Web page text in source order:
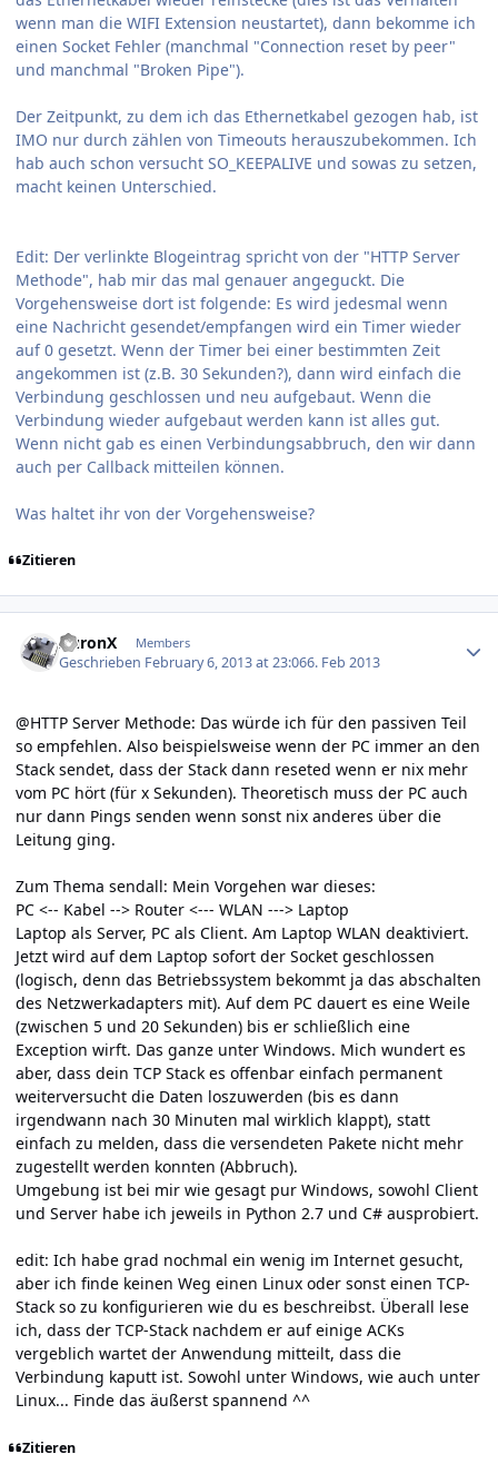
wenn man die WIFI Extension neustartet), dann bekomme ich
einen Socket Fehler (manchmal "Connection reset by peer"
und manchmal "Broken Pipe").
Der Zeitpunkt, zu dem ich das Ethernetkabel gezogen hab, ist
IMO nur durch zählen von Timeouts herauszubekommen. Ich
hab auch schon versucht SO_KEEPALIVE und sowas zu setzen,
macht keinen Unterschied.
Edit: Der verlinkte Blogeintrag spricht von der "HTTP Server
Methode", hab mir das mal genauer angeguckt. Die
Vorgehensweise dort ist folgende: Es wird jedesmal wenn
eine Nachricht gesendet/empfangen wird ein Timer wieder
auf 0 gesetzt. Wenn der Timer bei einer bestimmten Zeit
angekommen ist (z.B. 30 Sekunden?), dann wird einfach die
Verbindung geschlossen und neu aufgebaut. Wenn die
Verbindung wieder aufgebaut werden kann ist alles gut.
Wenn nicht gab es einen Verbindungsabbruch, den wir dann
auch per Callback mitteilen können.
Was haltet ihr von der Vorgehensweise?
Zitieren
AuronX Members
Geschrieben February 6, 2013 at 23:066. Feb 2013
@HTTP Server Methode: Das würde ich für den passiven Teil
so empfehlen. Also beispielsweise wenn der PC immer an den
Stack sendet, dass der Stack dann reseted wenn er nix mehr
vom PC hört (für x Sekunden). Theoretisch muss der PC auch
nur dann Pings senden wenn sonst nix anderes über die
Leitung ging.
Zum Thema sendall: Mein Vorgehen war dieses:
PC <-- Kabel --> Router <--- WLAN ---> Laptop
Laptop als Server, PC als Client. Am Laptop WLAN deaktiviert.
Jetzt wird auf dem Laptop sofort der Socket geschlossen
(logisch, denn das Betriebssystem bekommt ja das abschalten
des Netzwerkadapters mit). Auf dem PC dauert es eine Weile
(zwischen 5 und 20 Sekunden) bis er schließlich eine
Exception wirft. Das ganze unter Windows. Mich wundert es
aber, dass dein TCP Stack es offenbar einfach permanent
weiterversucht die Daten loszuwerden (bis es dann
irgendwann nach 30 Minuten mal wirklich klappt), statt
einfach zu melden, dass die versendeten Pakete nicht mehr
zugestellt werden konnten (Abbruch).
Umgebung ist bei mir wie gesagt pur Windows, sowohl Client
und Server habe ich jeweils in Python 2.7 und C# ausprobiert.
edit: Ich habe grad nochmal ein wenig im Internet gesucht,
aber ich finde keinen Weg einen Linux oder sonst einen TCP-
Stack so zu konfigurieren wie du es beschreibst. Überall lese
ich, dass der TCP-Stack nachdem er auf einige ACKs
vergeblich wartet der Anwendung mitteilt, dass die
Verbindung kaputt ist. Sowohl unter Windows, wie auch unter
Linux... Finde das äußerst spannend ^^
Zitieren